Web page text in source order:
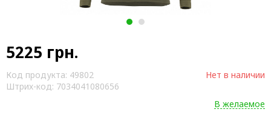
1 2
5225 грн.
Код продукта: 49802
Штрих-код: 7034041080656
Нет в наличии
В желаемое